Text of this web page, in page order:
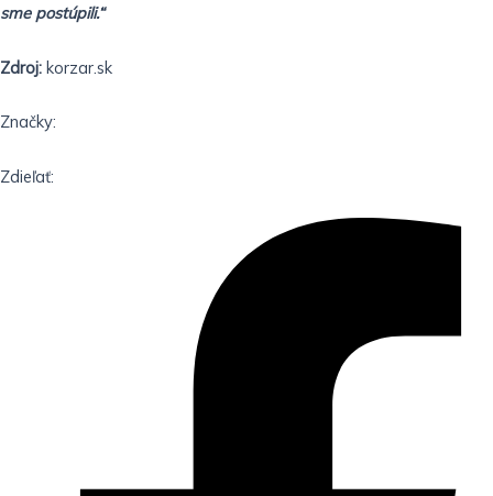
sme postúpili.“
Zdroj: korzar.sk
Značky:
Zdieľať: